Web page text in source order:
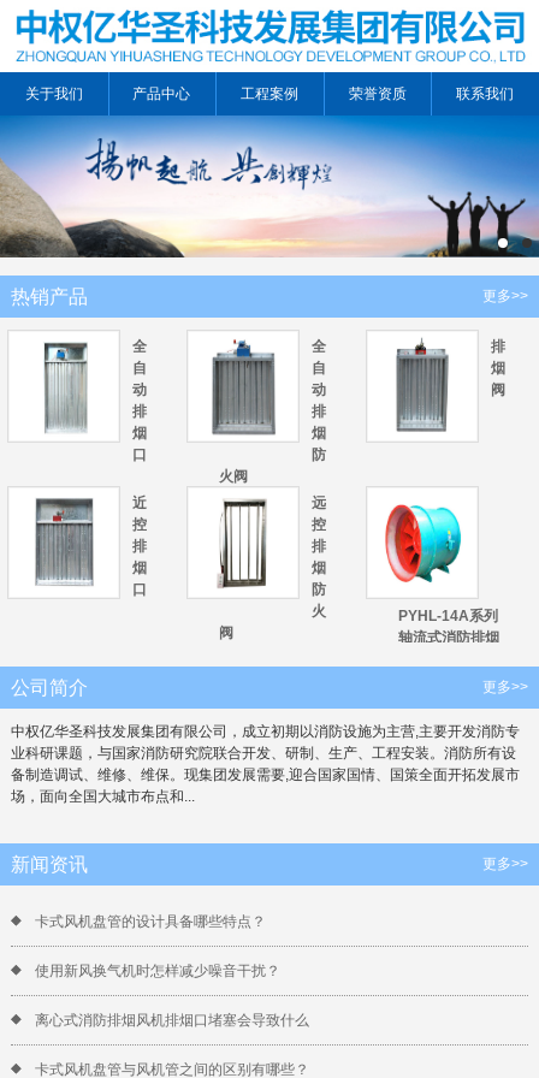
关于我们 产品中心 工程案例 荣誉资质 联系我们
热销产品 更多>>
全
自
动
排
烟
口
全
自
动
排
烟
防
火阀
排
烟
阀
近
控
排
烟
口
远
控
排
烟
防
火
阀
PYHL-14A系列
轴流式消防排烟
公司简介 更多>>
中权亿华圣科技发展集团有限公司，成立初期以消防设施为主营,主要开发消防专
业科研课题，与国家消防研究院联合开发、研制、生产、工程安装。消防所有设
备制造调试、维修、维保。现集团发展需要,迎合国家国情、国策全面开拓发展市
场，面向全国大城市布点和...
新闻资讯 更多>>
卡式风机盘管的设计具备哪些特点？
使用新风换气机时怎样减少噪音干扰？
‌离心式消防排烟风机排烟口堵塞会导致什么
卡式风机盘管与风机管之间的区别有哪些？